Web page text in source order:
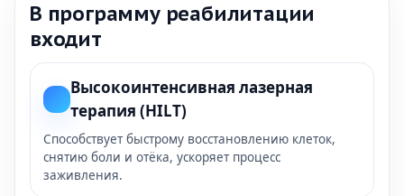
В программу реабилитации
входит
Высокоинтенсивная лазерная
терапия (HILT)
Способствует быстрому восстановлению клеток,
снятию боли и отёка, ускоряет процесс
заживления.